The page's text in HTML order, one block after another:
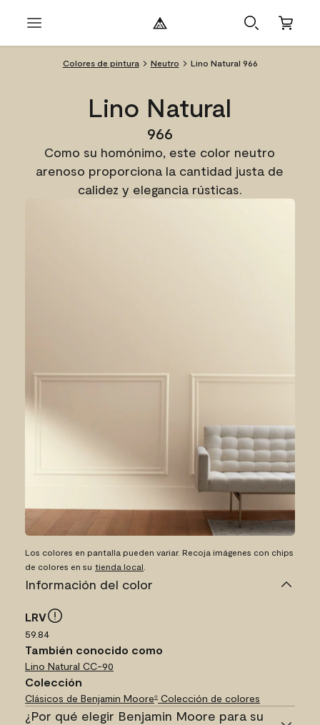
Colores de pintura Neutro Lino Natural 966
Lino Natural
966
Como su homónimo, este color neutro
arenoso proporciona la cantidad justa de
calidez y elegancia rústicas.
Los colores en pantalla pueden variar. Recoja imágenes con chips
de colores en su tienda local
Información del color
LRV
59.84
También conocido como
Lino Natural CC-90
Colección
Clásicos de Benjamin Moore® Colección de colores
¿Por qué elegir Benjamin Moore para su